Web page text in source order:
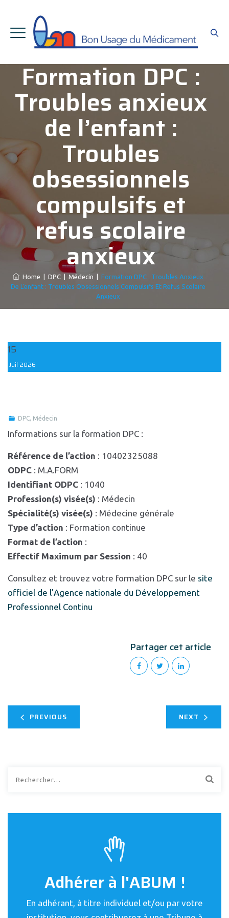
Formation DPC :
Troubles anxieux
de l’enfant :
Troubles
obsessionnels
compulsifs et
refus scolaire
anxieux
Home DPC Médecin
Formation DPC : Troubles Anxieux
De L’enfant : Troubles Obsessionnels Compulsifs Et Refus Scolaire
Anxieux
15
Juil 2026
DPC, Médecin
Informations sur la formation DPC :
Référence de l’action : 10402325088
ODPC : M.A.FORM
Identifiant ODPC : 1040
Profession(s) visée(s) : Médecin
Spécialité(s) visée(s) : Médecine générale
Type d’action : Formation continue
Format de l’action :
Effectif Maximum par Session : 40
Consultez et trouvez votre formation DPC sur le site
officiel de l’Agence nationale du Développement
Professionnel Continu
Partager cet article
PREVIOUS NEXT
Adhérer à l'ABUM !
En adhérant, à titre individuel et/ou par votre